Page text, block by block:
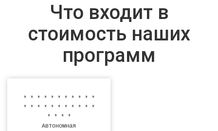
Что входит в
стоимость наших
программ
* * * * * * * * * * *
* * * * * * * * * * *
* * * *
Автономная